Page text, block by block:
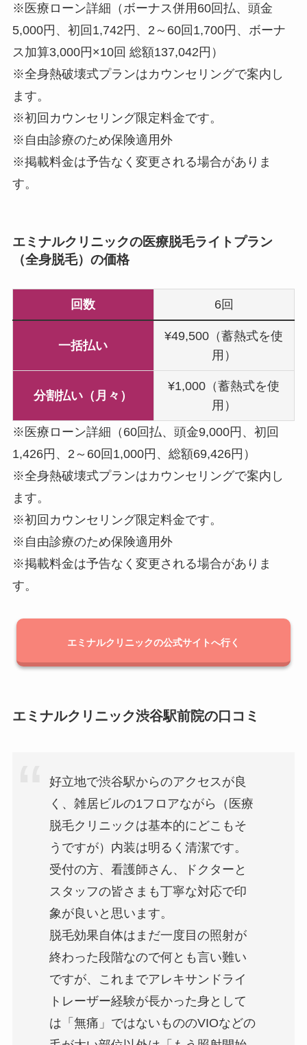
※医療ローン詳細（ボーナス併用60回払、頭金
5,000円、初回1,742円、2～60回1,700円、ボーナ
ス加算3,000円×10回 総額137,042円）
※全身熱破壊式プランはカウンセリングで案内し
ます。
※初回カウンセリング限定料金です。
※自由診療のため保険適用外
※掲載料金は予告なく変更される場合がありま
す。
エミナルクリニックの医療脱毛ライトプラン
（全身脱毛）の価格
回数 6回
一括払い
¥49,500（蓄熱式を使
用）
分割払い（月々）
¥1,000（蓄熱式を使
用）
※医療ローン詳細（60回払、頭金9,000円、初回
1,426円、2～60回1,000円、総額69,426円）
※全身熱破壊式プランはカウンセリングで案内し
ます。
※初回カウンセリング限定料金です。
※自由診療のため保険適用外
※掲載料金は予告なく変更される場合がありま
す。
エミナルクリニックの公式サイトへ行く
エミナルクリニック渋谷駅前院の口コミ
好立地で渋谷駅からのアクセスが良
く、雑居ビルの1フロアながら（医療
脱毛クリニックは基本的にどこもそ
うですが）内装は明るく清潔です。
受付の方、看護師さん、ドクターと
スタッフの皆さまも丁寧な対応で印
象が良いと思います。
脱毛効果自体はまだ一度目の照射が
終わった段階なので何とも言い難い
ですが、これまでアレキサンドライ
トレーザー経験が長かった身として
は「無痛」ではないもののVIOなどの